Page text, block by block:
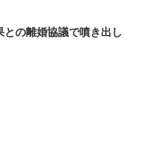
の離婚協議で噴き出し